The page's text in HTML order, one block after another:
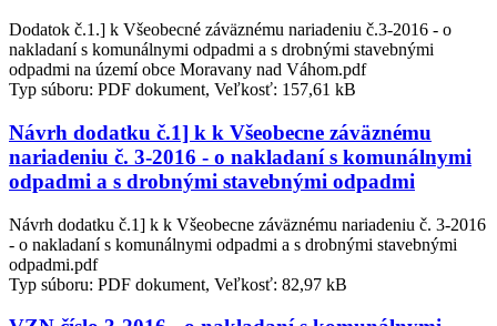
Dodatok č.1.] k Všeobecné záväznému nariadeniu č.3-2016 - o
nakladaní s komunálnymi odpadmi a s drobnými stavebnými
odpadmi na území obce Moravany nad Váhom.pdf
Typ súboru: PDF dokument, Veľkosť: 157,61 kB
Návrh dodatku č.1] k k Všeobecne záväznému
nariadeniu č. 3-2016 - o nakladaní s komunálnymi
odpadmi a s drobnými stavebnými odpadmi
Návrh dodatku č.1] k k Všeobecne záväznému nariadeniu č. 3-2016
- o nakladaní s komunálnymi odpadmi a s drobnými stavebnými
odpadmi.pdf
Typ súboru: PDF dokument, Veľkosť: 82,97 kB